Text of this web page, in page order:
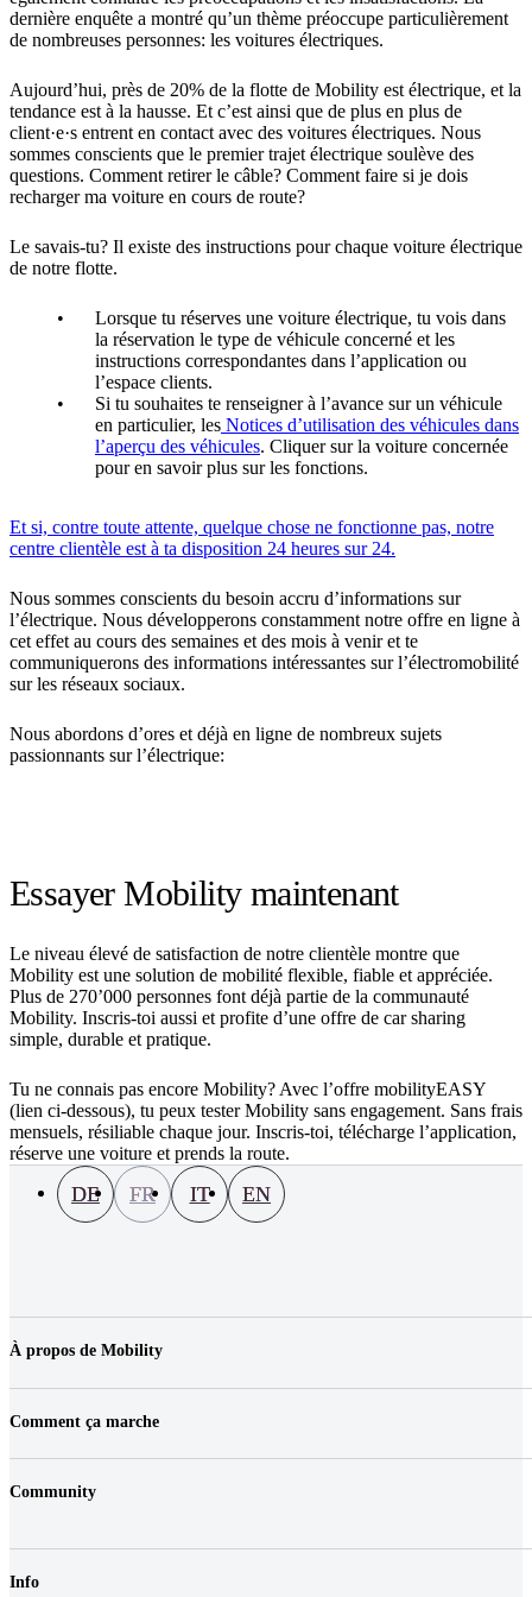
dernière enquête a montré qu’un thème préoccupe particulièrement
de nombreuses personnes: les voitures électriques.
Aujourd’hui, près de 20% de la flotte de Mobility est électrique, et la
tendance est à la hausse. Et c’est ainsi que de plus en plus de
client·e·s entrent en contact avec des voitures électriques. Nous
sommes conscients que le premier trajet électrique soulève des
questions. Comment retirer le câble? Comment faire si je dois
recharger ma voiture en cours de route?
Le savais-tu? Il existe des instructions pour chaque voiture électrique
de notre flotte.
Lorsque tu réserves une voiture électrique, tu vois dans
la réservation le type de véhicule concerné et les
instructions correspondantes dans l’application ou
l’espace clients.
Si tu souhaites te renseigner à l’avance sur un véhicule
en particulier, les Notices d’utilisation des véhicules dans
l’aperçu des véhicules. Cliquer sur la voiture concernée
pour en savoir plus sur les fonctions.
Et si, contre toute attente, quelque chose ne fonctionne pas, notre
centre clientèle est à ta disposition 24 heures sur 24.
Nous sommes conscients du besoin accru d’informations sur
l’électrique. Nous développerons constamment notre offre en ligne à
cet effet au cours des semaines et des mois à venir et te
communiquerons des informations intéressantes sur l’électromobilité
sur les réseaux sociaux.
Nous abordons d’ores et déjà en ligne de nombreux sujets
passionnants sur l’électrique:
Essayer Mobility maintenant
Le niveau élevé de satisfaction de notre clientèle montre que
Mobility est une solution de mobilité flexible, fiable et appréciée.
Plus de 270’000 personnes font déjà partie de la communauté
Mobility. Inscris-toi aussi et profite d’une offre de car sharing
simple, durable et pratique.
Tu ne connais pas encore Mobility? Avec l’offre mobilityEASY
(lien ci-dessous), tu peux tester Mobility sans engagement. Sans frais
mensuels, résiliable chaque jour. Inscris-toi, télécharge l’application,
réserve une voiture et prends la route.
À propos de Mobility
Emplois & carrière
Médias
Comment ça marche
Emplacements
Community
DE FR IT EN
Info